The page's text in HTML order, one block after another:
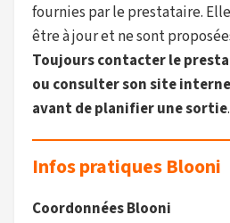
fournies par le prestataire.
être à jour et ne sont
Toujours contacter le
ou consulter son site
avant de planifier une sortie.
Infos pratiques Blooni
Coordonnées Blooni